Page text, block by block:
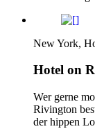
New York,
Hotel on
Wer gerne
Rivington
der hippen